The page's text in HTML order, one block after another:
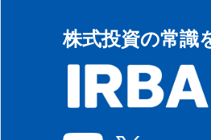
株式投資の常識